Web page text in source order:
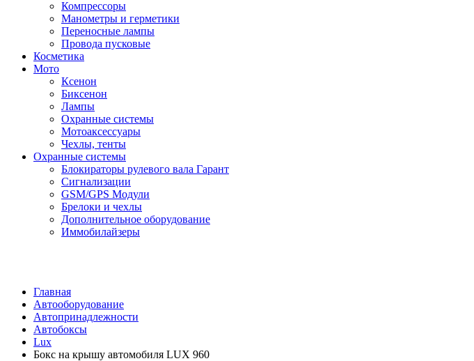
Компрессоры
Манометры и герметики
Переносные лампы
Провода пусковые
Косметика
Мото
Ксенон
Биксенон
Лампы
Охранные системы
Мотоаксессуары
Чехлы, тенты
Охранные системы
Блокираторы рулевого вала Гарант
Сигнализации
GSM/GPS Модули
Брелоки и чехлы
Дополнительное оборудование
Иммобилайзеры
Главная
Автооборудование
Автопринадлежности
Автобоксы
Lux
Бокс на крышу автомобиля LUX 960